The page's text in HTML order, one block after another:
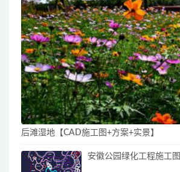
后滩湿地【CAD施工图+方案+实景】
安徽公园绿化工程施工图